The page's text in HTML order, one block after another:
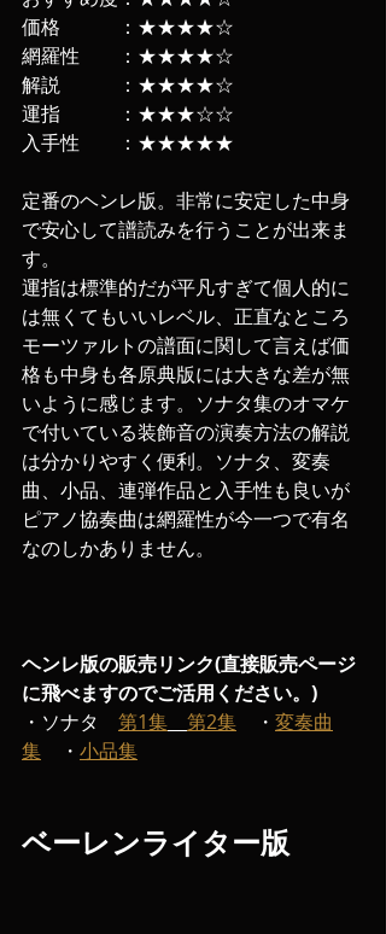
価格　　　：★★★★☆
網羅性　　：★★★★☆
解説　　　：★★★★☆
運指　　　：★★★☆☆
入手性　　：★★★★★
定番のヘンレ版。非常に安定した中身
で安心して譜読みを行うことが出来ま
す。
運指は標準的だが平凡すぎて個人的に
は無くてもいいレベル、正直なところ
モーツァルトの譜面に関して言えば価
格も中身も各原典版には大きな差が無
いように感じます。ソナタ集のオマケ
で付いている装飾音の演奏方法の解説
は分かりやすく便利。ソナタ、変奏
曲、小品、連弾作品と入手性も良いが
ピアノ協奏曲は網羅性が今一つで有名
なのしかありません。
ヘンレ版の販売リンク(直接販売ページ
に飛べますのでご活用ください。)
・ソナタ 第1集 第2集 ・ 変奏曲
集 ・ 小品集
ベーレンライター版